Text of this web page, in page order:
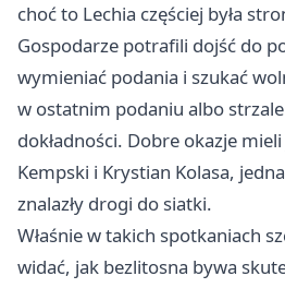
choć to Lechia częściej była
Gospodarze potrafili dojść do
wymieniać podania i szukać
w ostatnim podaniu albo
dokładności. Dobre okazje
Kempski i Krystian Kolasa,
znalazły drogi do siatki.
Właśnie w takich spotkaniach
widać, jak bezlitosna bywa